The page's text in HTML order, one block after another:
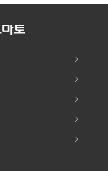
막…
긴다
뒷걸음